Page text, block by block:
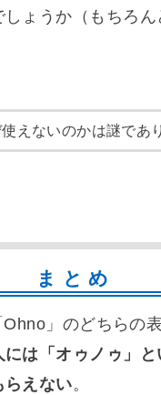
しょうか（もちろ
使えないのかは謎であ
まとめ
Ohno」のどちらの
には「オゥノゥ」と
らえない。